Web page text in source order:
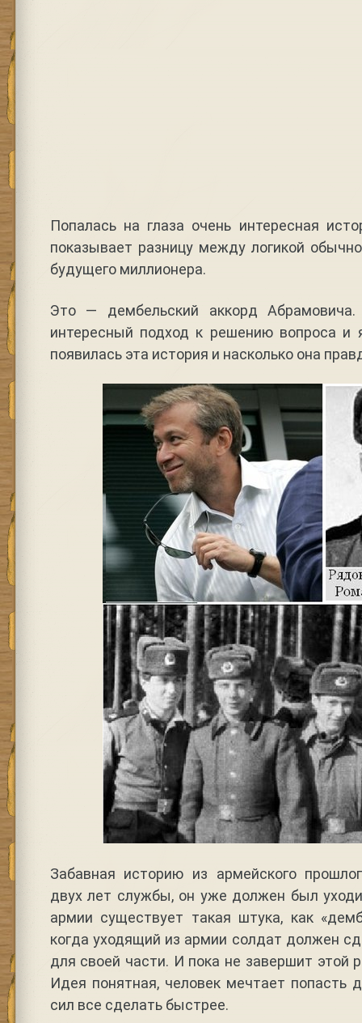
Попалась на глаза очень интересная
показывает разницу между логикой
будущего миллионера.
Это — дембельский аккорд
интересный подход к решению вопроса и
появилась эта история и насколько она
Забавная историю из армейского
двух лет службы, он уже должен был
армии существует такая штука, как
когда уходящий из армии солдат должен
для своей части. И пока не завершит этой
Идея понятная, человек мечтает попасть
сил все сделать быстрее.